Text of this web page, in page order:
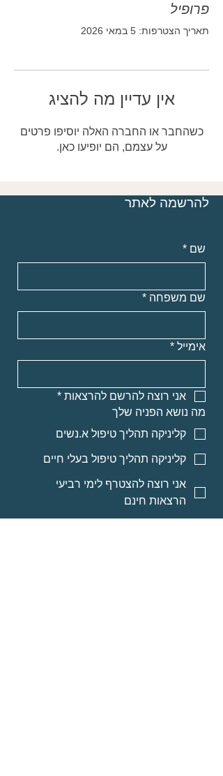
פרופיל
תאריך הצטרפות: 5 במאי 2026
אין עדיין מה להציג
כשהחבר או החברה האלה יוסיפו פרטים
על עצמם, הם יופיעו כאן.
להרשמה לאתר
שם *
שם משפחה *
אימייל *
אני רוצה להרשם להרצאות *
מה נושא הפניה שלך
קליניקה תהליך טיפול א.נשים
קליניקה תהליך טיפול בעלי חיים
אני רוצה להצטרף לימי רביעי
הרצאות חינם